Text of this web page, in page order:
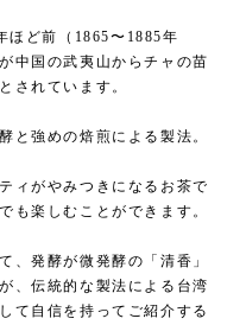
ほど前（1865〜1885年
中国の武夷山からチャの苗
されています。
と強めの焙煎による製法。
ィがやみつきになるお茶で
も楽しむことができます。
、発酵が微発酵の「清香」
、伝統的な製法による台湾
て自信を持ってご紹介する